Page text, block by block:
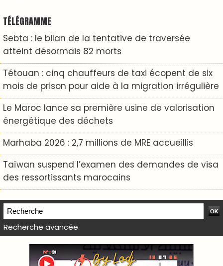
TÉLÉGRAMME
Sebta : le bilan de la tentative de traversée
atteint désormais 82 morts
Tétouan : cinq chauffeurs de taxi écopent de six
mois de prison pour aide à la migration irrégulière
Le Maroc lance sa première usine de valorisation
énergétique des déchets
Marhaba 2026 : 2,7 millions de MRE accueillis
Taïwan suspend l’examen des demandes de visa
des ressortissants marocains
Recherche avancée